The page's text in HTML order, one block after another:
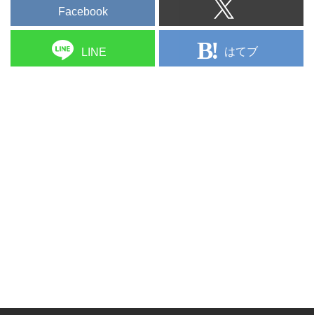
Facebook
LINE はてブ